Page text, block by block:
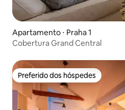
Apartamento ⋅ Praha 1
Cobertura Grand Central
Preferido dos hóspedes
Preferido dos hóspedes